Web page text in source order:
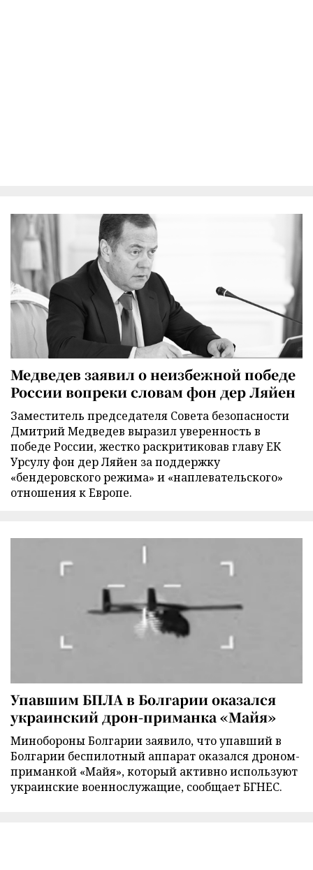
Медведев заявил о неизбежной победе
России вопреки словам фон дер Ляйен
Заместитель председателя Совета безопасности
Дмитрий Медведев выразил уверенность в
победе России, жестко раскритиковав главу ЕК
Урсулу фон дер Ляйен за поддержку
«бендеровского режима» и «наплевательского»
отношения к Европе.
Упавшим БПЛА в Болгарии оказался
украинский дрон-приманка «Майя»
Минобороны Болгарии заявило, что упавший в
Болгарии беспилотный аппарат оказался дроном-
приманкой «Майя», который активно используют
украинские военнослужащие, сообщает БГНЕС.